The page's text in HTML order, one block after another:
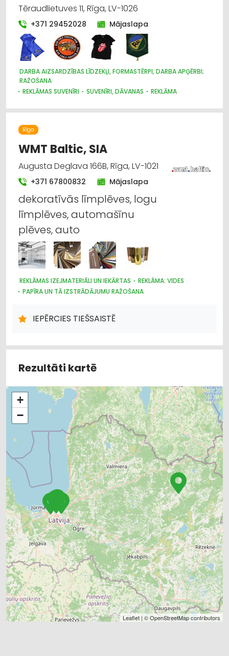
Tēraudlietuves 11, Rīga, LV-1026
+371 29452028 Mājaslapa
DARBA AIZSARDZĪBAS LĪDZEKĻI, FORMASTĒRPI, DARBA APĢĒRBI;
RAŽOŠANA
REKLĀMAS SUVENĪRI
SUVENĪRI, DĀVANAS
REKLĀMA
UN APAVI; TIRDZNIECĪBA
Rīga
WMT Baltic, SIA
Augusta Deglava 166B, Rīga, LV-1021
+371 67800832 Mājaslapa
dekoratīvās līmplēves, logu
līmplēves, automašīnu
plēves, auto
REKLĀMAS IZEJMATERIĀLI UN IEKĀRTAS
REKLĀMA: VIDES
PAPĪRA UN TĀ IZSTRĀDĀJUMU RAŽOŠANA
TIRDZNIECĪBAS IEKĀRTAS
IEPĒRCIES TIEŠSAISTĒ
Rezultāti kartē
+
−
Leaflet | ©OpenStreetMapcontributors